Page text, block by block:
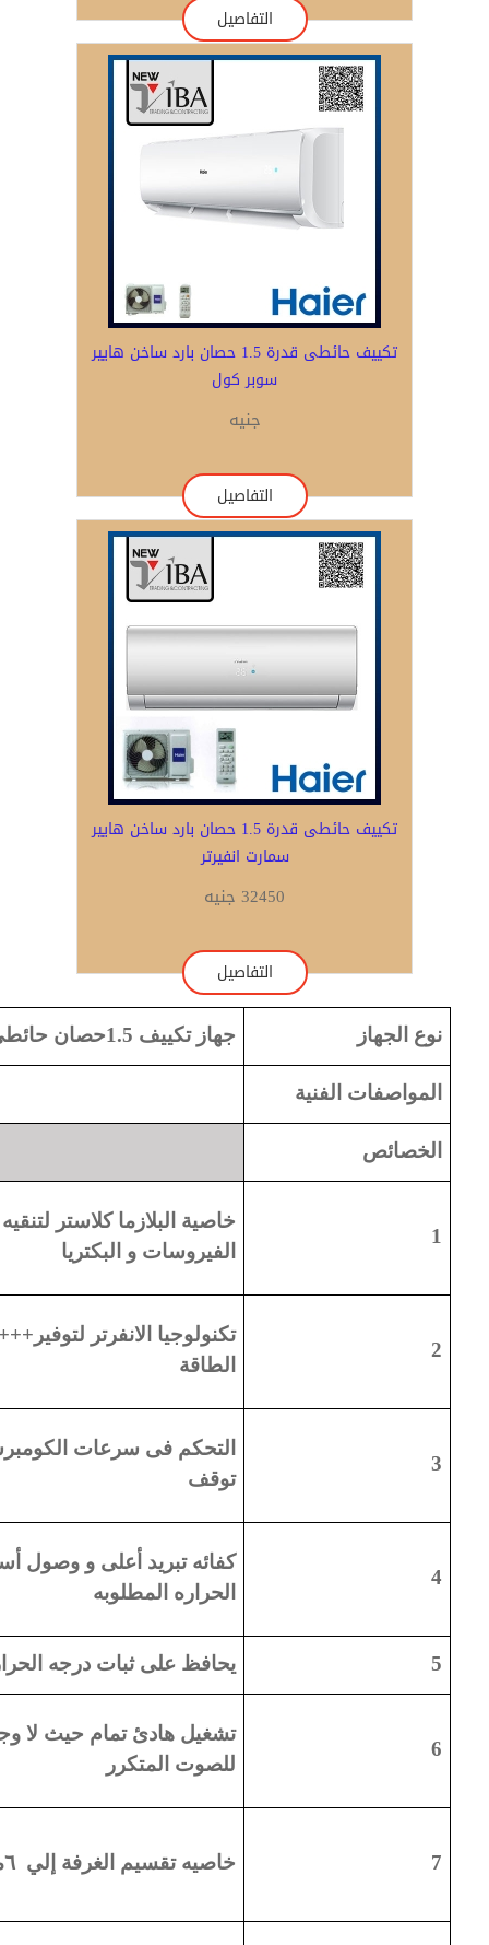
التفاصيل
تكييف حائطى قدرة 1.5 حصان بارد ساخن هايير
سوبر كول
جنيه
التفاصيل
تكييف حائطى قدرة 1.5 حصان بارد ساخن هايير
سمارت انفيرتر
32450 جنيه
التفاصيل
نوع الجهاز جهاز تكييف 1.5حصان حائطي بارد ساخن انفرتر ستايل فيت
المواصفات الفنية
الخصائص
1
خاصية البلازما كلاستر
الفيروسات و البكتريا
2
تكنولوجيا الانفرتر لتوفير
الطاقة
3
التحكم فى سرعات
توقف
4
كفائه تبريد أعلى و وصول
الحراره المطلوبه
5 يحافظ على ثبات درجه
6
تشغيل هادئ تمام حيث لا
للصوت المتكرر
7 خاصيه تقسيم الغرفة إلي ٦مناطق